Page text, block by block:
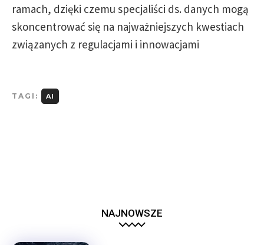
ramach, dzięki czemu specjaliści ds. danych mogą
skoncentrować się na najważniejszych kwestiach
związanych z regulacjami i innowacjami
TAGI: AI
NAJNOWSZE